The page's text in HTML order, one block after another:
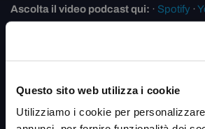
Questo sito web utilizza i cookie
Utilizziamo i cookie per
Ascolta il video podcast qui: · Spotify ·
Condividi